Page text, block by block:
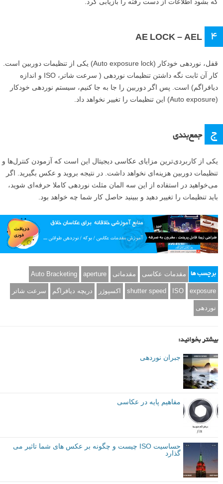
که بشود اطلاعات از دست رفته را بازیابی کرد.
۴ AE LOCK – AEL
قفل، نوردهی خودکار (Auto exposure lock) یکی از تنظیمات دوربین است.
کار آن ثابت نگه داشتن تنظیمات نوردهی ( سرعت شاتر، ISO و اندازه
دیافراگم) است. پس اگر دوربین را جا به جا کنیم، سیستم نوردهی خودکار
(Auto exposure) این تنظیمات را تغییر نخواهد داد.
ج جمع‌بندی
یکی از کاربردی‌ترین مزایای عکاسی دیجیتال این است که آزمودن کنترل‌ها و
تنظیمات دوربین هزینه‌ای نخواهد داشت. در نتیجه بروید و عکس بگیرید. اگر
می‌خواهید در استفاده از این سه المان مثلث نوردهی کاملا حرفه‌ای شوید،
باید تنظیمات را تغییر دهید و ببینید حاصل کار شما چه خواهد بود.
برچسب ها مقدمات عکاسی مقدماتی aperture
Auto Bracketing
exposure
ISO
shutter speed اکسپوژر دریچه دیافراگم سرعت شاتر
نوردهی
بیشتر بخوانید:
جبران نوردهی
مفاهیم پایه در عکاسی
حساسیت ISO چیست و چگونه بر عکس های شما تاثیر می
گذارد